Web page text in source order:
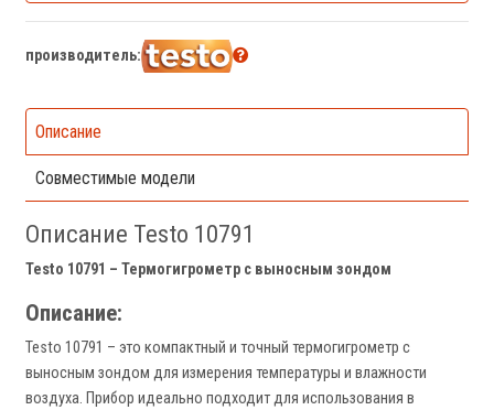
производитель:
Описание
Совместимые модели
Описание Testo 10791
Testo 10791 – Термогигрометр с выносным зондом
Описание:
Testo 10791 – это компактный и точный термогигрометр с
выносным зондом для измерения температуры и влажности
воздуха. Прибор идеально подходит для использования в